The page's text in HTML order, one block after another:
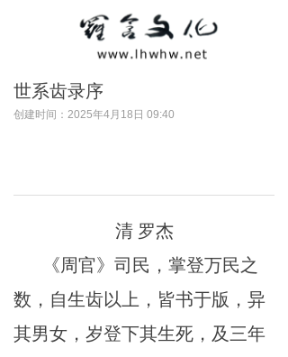
世系齿录序
创建时间： 2025年4月18日 09:40
清 罗杰
《周官》司民，掌登万民之
数，自生齿以上，皆书于版，异
其男女，岁登下其生死，及三年